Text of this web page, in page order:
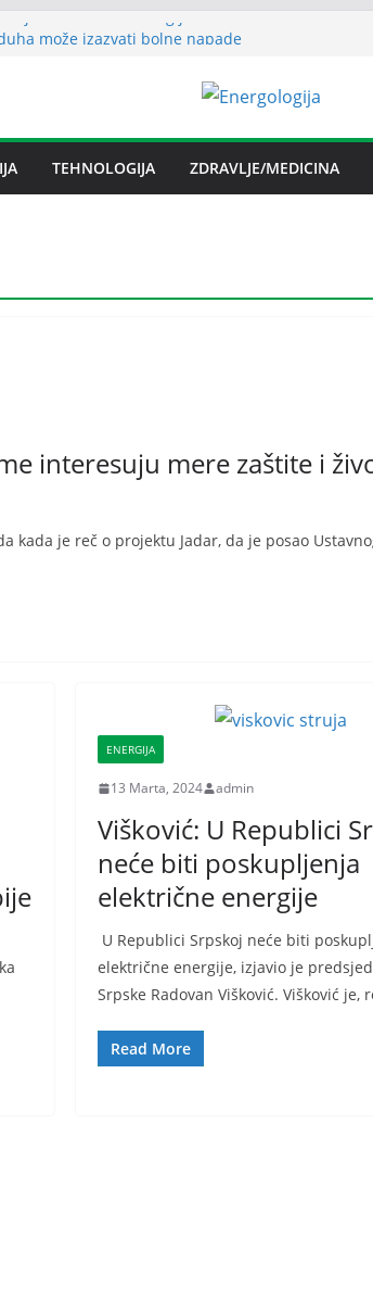
električnom energijom stabilno
Zenica: moguće donošenje odluke
spor RiTE Ugljevik i Elektrogospodarstva
budućnosti Nove Željezare Zenica,
TEHNOLOGIJA ZDRAVLJE/MEDICINA
interesuju mere zaštite i
kada je reč o projektu Jadar, da je posao
ENERGIJA
13 Marta, 2024 admin
Višković: U Republici
neće biti poskupljenja
električne energije
U Republici Srpskoj neće biti
električne energije, izjavio je
Srpske Radovan Višković. Višković je,
Read More